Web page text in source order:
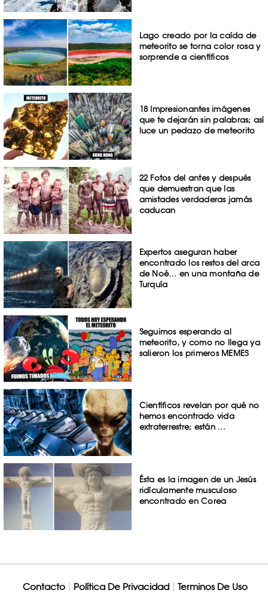
Lago creado por la caída de
meteorito se torna color rosa y
sorprende a científicos
18 Impresionantes imágenes
que te dejarán sin palabras; así
luce un pedazo de meteorito
22 Fotos del antes y después
que demuestran que las
amistades verdaderas jamás
caducan
Expertos aseguran haber
encontrado los restos del arca
de Noé… en una montaña de
Turquía
Seguimos esperando al
meteorito, y como no llega ya
salieron los primeros MEMES
Científicos revelan por qué no
hemos encontrado vida
extraterrestre; están ...
Ésta es la imagen de un Jesús
ridículamente musculoso
encontrado en Corea
Contacto Política De Privacidad Terminos De Uso